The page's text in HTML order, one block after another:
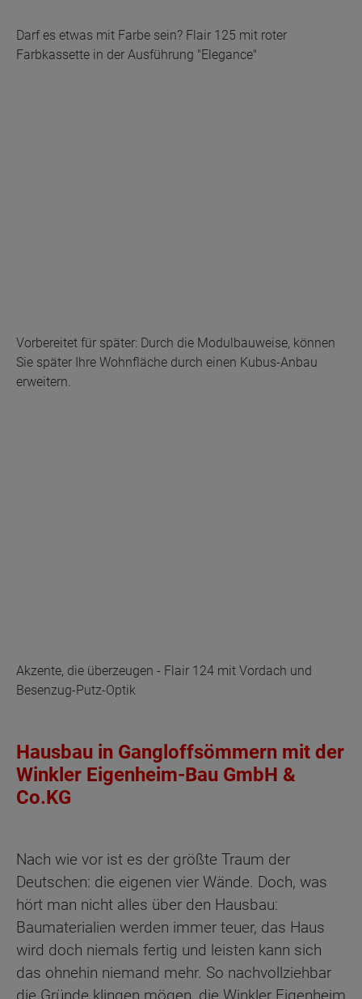
Darf es etwas mit Farbe sein? Flair 125 mit roter
Farbkassette in der Ausführung "Elegance"
Vorbereitet für später: Durch die Modulbauweise, können
Sie später Ihre Wohnfläche durch einen Kubus-Anbau
erweitern.
Akzente, die überzeugen - Flair 124 mit Vordach und
Besenzug-Putz-Optik
Hausbau in Gangloffsömmern mit der
Winkler Eigenheim-Bau GmbH &
Co.KG
Nach wie vor ist es der größte Traum der
Deutschen: die eigenen vier Wände. Doch, was
hört man nicht alles über den Hausbau:
Baumaterialien werden immer teuer, das Haus
wird doch niemals fertig und leisten kann sich
das ohnehin niemand mehr. So nachvollziehbar
die Gründe klingen mögen, die Winkler Eigenheim